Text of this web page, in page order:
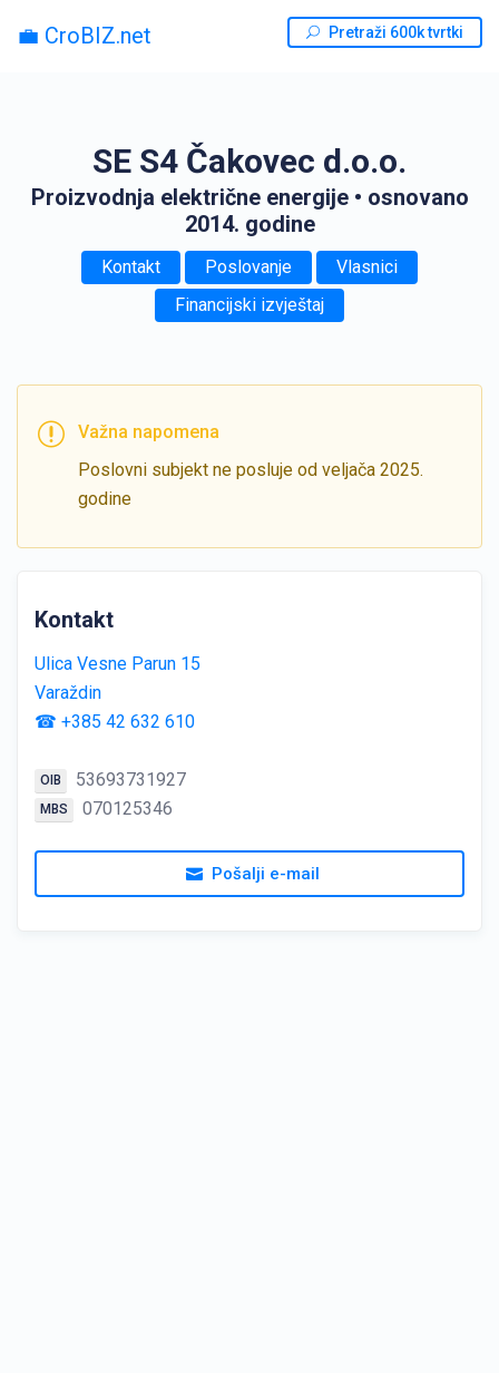
💼 CroBIZ.net Pretraži 600k tvrtki
SE S4 Čakovec d.o.o.
Proizvodnja električne energije • osnovano
2014. godine
Kontakt Poslovanje
Vlasnici
Financijski izvještaj
Važna napomena
Poslovni subjekt ne posluje od veljača 2025.
godine
Kontakt
Ulica Vesne Parun 15
Varaždin
☎ +385 42 632 610
OIB 53693731927
MBS 070125346
Pošalji e-mail